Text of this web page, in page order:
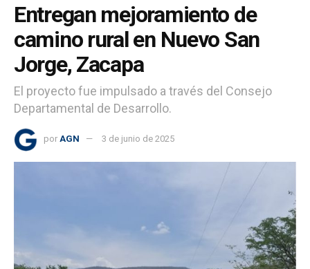
Entregan mejoramiento de
camino rural en Nuevo San
Jorge, Zacapa
El proyecto fue impulsado a través del Consejo
Departamental de Desarrollo.
por AGN 3 de junio de 2025